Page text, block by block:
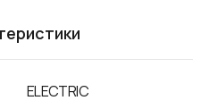
ELECTRIC